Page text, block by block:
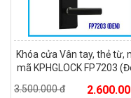
Khóa cửa Vân tay, thẻ từ,
mã KPHGLOCK FP7203
3.500.000 đCamera tích hợp đầu